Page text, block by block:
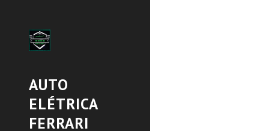
AUTO
ELÉTRICA
FERRARI